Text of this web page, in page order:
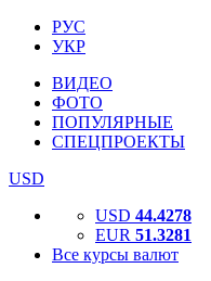
РУС
УКР
ВИДЕО
ФОТО
ПОПУЛЯРНЫЕ
СПЕЦПРОЕКТЫ
USD
USD 44.4278
EUR 51.3281
Все курсы валют